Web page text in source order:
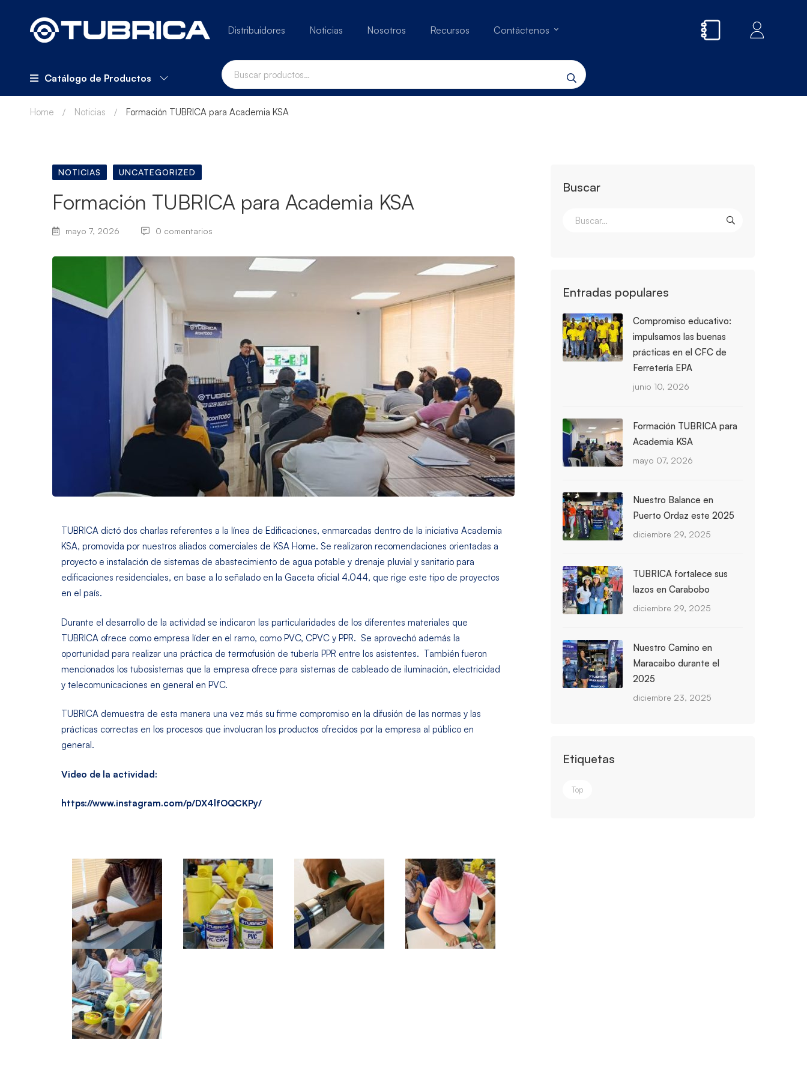
Distribuidores Noticias Nosotros Recursos Contáctenos
Catálogo de Productos
Home Noticias Formación TUBRICA para Academia KSA
NOTICIAS UNCATEGORIZED
Formación TUBRICA para Academia KSA
mayo 7, 2026 0 comentarios
TUBRICA dictó dos charlas referentes a la línea de Edificaciones, enmarcadas dentro de la iniciativa Academia
KSA, promovida por nuestros aliados comerciales de KSA Home. Se realizaron recomendaciones orientadas a
proyecto e instalación de sistemas de abastecimiento de agua potable y drenaje pluvial y sanitario para
edificaciones residenciales, en base a lo señalado en la Gaceta oficial 4.044, que rige este tipo de proyectos
en el país.
Durante el desarrollo de la actividad se indicaron las particularidades de los diferentes materiales que
TUBRICA ofrece como empresa líder en el ramo, como PVC, CPVC y PPR. Se aprovechó además la
oportunidad para realizar una práctica de termofusión de tubería PPR entre los asistentes. También fueron
mencionados los tubosistemas que la empresa ofrece para sistemas de cableado de iluminación, electricidad
y telecomunicaciones en general en PVC.
TUBRICA demuestra de esta manera una vez más su firme compromiso en la difusión de las normas y las
prácticas correctas en los procesos que involucran los productos ofrecidos por la empresa al público en
general.
Video de la actividad:
https://www.instagram.com/p/DX4lfOQCKPy/
Buscar
Entradas populares
Compromiso educativo:
impulsamos las buenas
prácticas en el CFC de
Ferretería EPA
junio 10, 2026
Formación TUBRICA para
Academia KSA
mayo 07, 2026
Nuestro Balance en
Puerto Ordaz este 2025
diciembre 29, 2025
TUBRICA fortalece sus
lazos en Carabobo
diciembre 29, 2025
Nuestro Camino en
Maracaibo durante el
2025
diciembre 23, 2025
Etiquetas
Top